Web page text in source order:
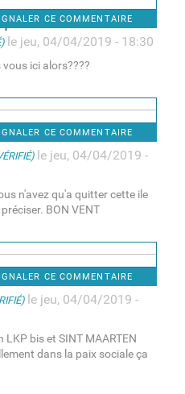
CE COMMENTAIRE
le jeu, 04/04/2019 - 18:30
ici alors????
CE COMMENTAIRE
ici.
le jeu, 04/04/2019 -
n'avez qu'a quitter cette ile
BON VENT
CE COMMENTAIRE
dans
le jeu, 04/04/2019 -
bis et SINT MAARTEN
dans la paix sociale ça